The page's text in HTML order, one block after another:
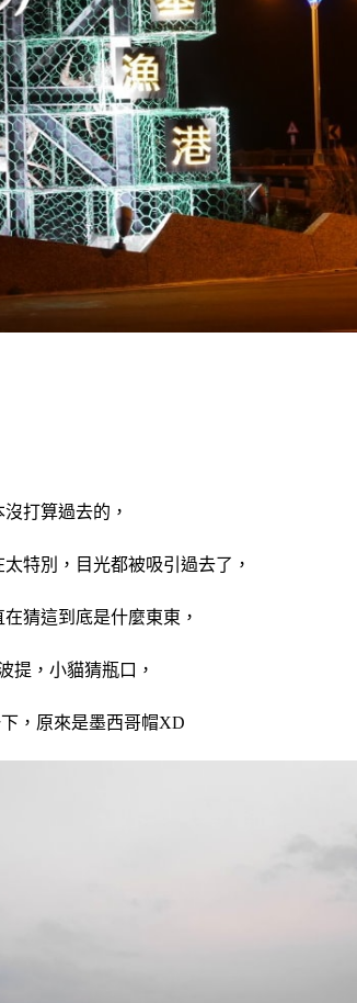
沒打算過去的，
特別，目光都被吸引過去了，
猜這到底是什麼東東，
提，小貓猜瓶口，
，原來是墨西哥帽XD